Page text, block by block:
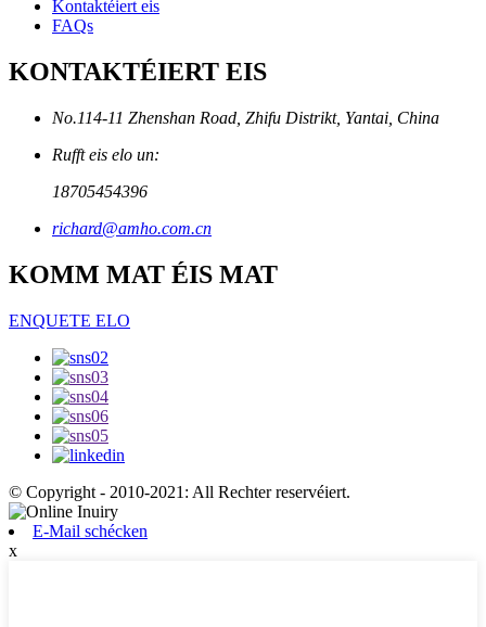
Kontaktéiert eis
FAQs
KONTAKTÉIERT EIS
No.114-11 Zhenshan Road, Zhifu Distrikt, Yantai, China
Rufft eis elo un:
18705454396
richard@amho.com.cn
KOMM MAT ÉIS MAT
ENQUETE ELO
© Copyright - 2010-2021: All Rechter reservéiert.
E-Mail schécken
x